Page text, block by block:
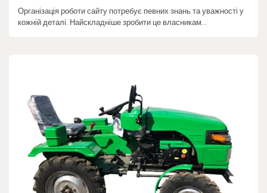
Організація роботи сайту потребує певних знань та уважності у
кожній деталі. Найскладніше зробити це власникам…